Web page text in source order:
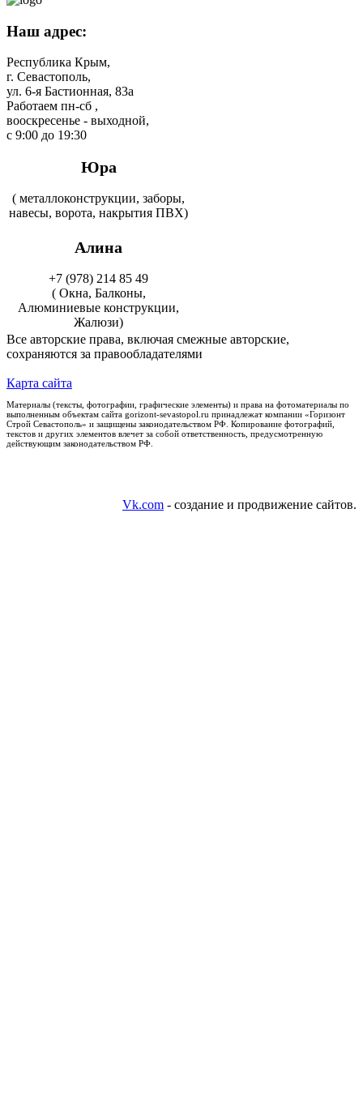
Наш адрес:
Республика Крым,
г. Севастополь,
ул. 6-я Бастионная, 83а
Работаем пн-сб ,
вооскресенье - выходной,
с 9:00 до 19:30
Юра
( металлоконструкции, заборы,
навесы, ворота, накрытия ПВХ)
Алина
+7 (978) 214 85 49
( Окна, Балконы,
Алюминиевые конструкции,
Жалюзи)
Все авторские права, включая смежные авторские,
сохраняются за правообладателями
Карта сайта
Материалы (тексты, фотографии, графические элементы) и права на фотоматериалы по
выполненным объектам сайта gorizont-sevastopol.ru принадлежат компании «Горизонт
Строй Севастополь» и защищены законодательством РФ. Копирование фотографий,
текстов и других элементов влечет за собой ответственность, предусмотренную
действующим законодательством РФ.
Vk.com - создание и продвижение сайтов.